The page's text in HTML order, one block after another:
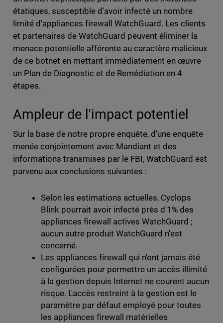
étatiques, susceptible d'avoir infecté un nombre
limité d'appliances firewall WatchGuard. Les clients
et partenaires de WatchGuard peuvent éliminer la
menace potentielle afférente au caractère malicieux
de ce botnet en mettant immédiatement en œuvre
un Plan de Diagnostic et de Remédiation en 4
étapes.
Ampleur de l'impact potentiel
Sur la base de notre propre enquête, d'une enquête
menée conjointement avec Mandiant et des
informations transmises par le FBI, WatchGuard est
parvenu aux conclusions suivantes :
Selon les estimations actuelles, Cyclops
Blink pourrait avoir infecté près d'1% des
appliances firewall actives WatchGuard ;
aucun autre produit WatchGuard n'est
concerné.
Les appliances firewall qui n'ont jamais été
configurées pour permettre un accès illimité
à la gestion depuis Internet ne courent aucun
risque. L'accès restreint à la gestion est le
paramètre par défaut employé pour toutes
les appliances firewall matérielles